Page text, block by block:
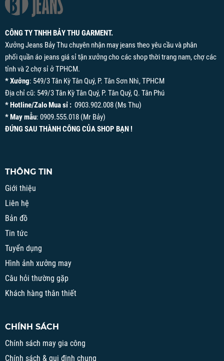
CÔNG TY TNHH BẢY THU GARMENT.
Xưởng Jeans Bảy Thu chuyên nhận may jeans theo yêu cầu và phân
phối quần áo jeans giá sỉ tận xưởng cho các shop thời trang nam, chợ các
tỉnh và 2 chợ sỉ ở TPHCM.
* Xưởng: 549/3 Tân Kỳ Tân Quý, P. Tân Sơn Nhì, TPHCM
Địa chỉ cũ: 549/3 Tân Kỳ Tân Quý, P. Tân Quý, Q. Tân Phú
* Hotline/Zalo Mua sỉ : 0903.902.008 (Ms Thu)
* May mẫu: 0909.555.018 (Mr Bảy)
ĐỨNG SAU THÀNH CÔNG CỦA SHOP BẠN !
THÔNG TIN
Giới thiệu
Liên hệ
Bản đồ
Tin tức
Tuyển dụng
Hình ảnh xưởng may
Câu hỏi thường gặp
Khách hàng thân thiết
CHÍNH SÁCH
Chính sách may gia công
Chính sách & qui định chung